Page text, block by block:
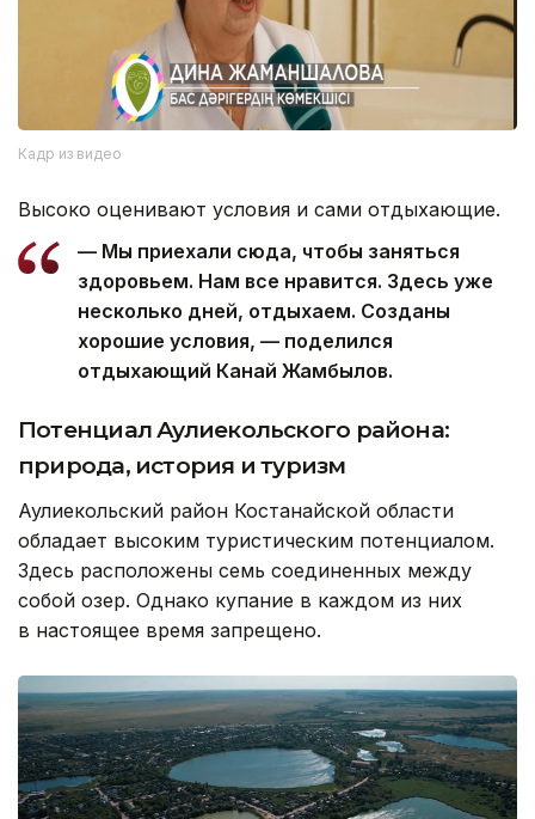
Кадр из видео
Высоко оценивают условия и сами отдыхающие.
— Мы приехали сюда, чтобы заняться
здоровьем. Нам все нравится. Здесь уже
несколько дней, отдыхаем. Созданы
хорошие условия, — поделился
отдыхающий Канай Жамбылов.
Потенциал Аулиекольского района:
природа, история и туризм
Аулиекольский район Костанайской области
обладает высоким туристическим потенциалом.
Здесь расположены семь соединенных между
собой озер. Однако купание в каждом из них
в настоящее время запрещено.